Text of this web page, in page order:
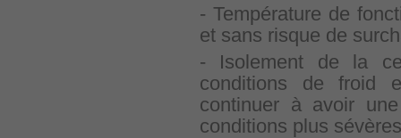
- Température de
et sans risque de
- Isolement de la
conditions de froid
continuer à avoir
conditions plus